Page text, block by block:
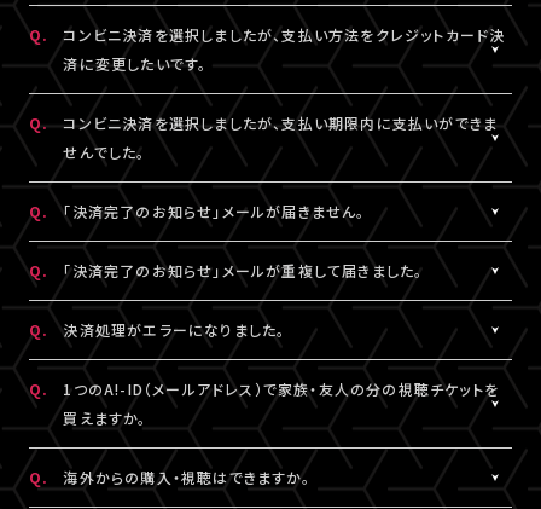
https://www.sbpayment.jp/support/how_to_pay/cvs/
□セイコーマート
https://www.sbpayment.jp/support/how_to_pay/cvs/
配信しております。
“迷惑メール”として自動振り分け・受信拒否されていないかご確
認ください。
支払番号は、「マイページ」内「チケット購入情報」にも記載されて
おりますので、メールが未着の場合は上記をご確認のうえ、期限内
にお手続きください。
「マイページ」に記載がない場合や、支払期限を超過した場合は、
再度、チケット販売ページより、お手続きをお願いいたします。
コンビニ決済の支払先（コンビニエンスストア）を変更する場合は、
「マイページ」内「チケット購入情報」より、支払先を変更したいチケ
ットを選択。
「支払い方法・コンビニの変更」から、「コンビニ決済をキャンセル」
を押してください。
コンビニ決済のキャンセル後、再度「マイページ」内「チケット購入
情報」にアクセスいただくと、「新たに手続きする」というボタンが
表示されます。
こちらより、改めてお手続きください。
※コンビニ決済のキャンセルには、15分ほどお時間がかかります。
※「決済取消中」のアイコンが表示されている間はお手続きができ
ません。
Q.
コンビニ決済を選択しましたが、支払い方法をクレジットカード決
済に変更したいです。
A.
コンビニ決済未入金の場合は、支払い方法をクレジットカード決済
に変更していただけます。
「マイページ」内「チケット購入情報」より、支払方法を変更したいチ
ケットを選択。
「支払い方法・コンビニの変更」から、「コンビニ決済をキャンセル」
を押してください。
コンビニ決済のキャンセル後、再度「マイページ」内「チケット購入
情報」にアクセスいただくと、「新たに手続きする」というボタンが
表示されます。
こちらより、クレジットカード決済を選択のうえ、改めてお手続きく
ださい。
※コンビニ決済のキャンセルには、15分ほどお時間がかかります。
※「決済取消中」のアイコンが表示されている間はお手続きができ
Q.
コンビニ決済を選択しましたが、支払い期限内に支払いができま
せんでした。
支払い期限を過ぎてしまった場合は、再度、チケット販売ページか
らご購入手続きをお願いします。
Q. 「決済完了のお知らせ」メールが届きません。
A.
「決済完了のお知らせ」メールは、チケットご購入時にLIVESHIPに
ご登録いただいたA!-ID（メールアドレス）宛に
【@liveship.tokyo】ドメインから配信しております。
“迷惑メール”として自動振り分け・受信拒否されていないかご確
認ください。
「決済完了のお知らせ」メールが届かない場合は、「マイページ」内
「チケット購入情報」にてご確認ください。
Q. 「決済完了のお知らせ」メールが重複して届きました。
A.
「決済完了のお知らせ」メールが2通以上届いた場合、誤ってチケッ
トを重複してご購入されている可能性がございます。
詳細を記載のうえ、こちら よりご連絡ください。
Q. 決済処理がエラーになりました。
A.
▼コンビニ決済にて、よくあるエラー
「髙」・「﨑」のような環境依存文字をお名前にご使用された場合、
コンビニシステム側の仕様により、受付できないエラーが発生する
ことがあります。環境依存文字でご登録の場合は、マイページ「基
本情報」内「会員情報」より常用漢字などにご変更いただくか、クレ
Q.
1つのA!-ID（メールアドレス）で家族・友人の分の視聴チケットを
買えますか。
A.
1つのA!-ID（メールアドレス）からご購入いただける視聴チケット
は、ご本人様の1枚分だけになります。ご視聴される方がそれぞれ
Q. 海外からの購入・視聴はできますか。